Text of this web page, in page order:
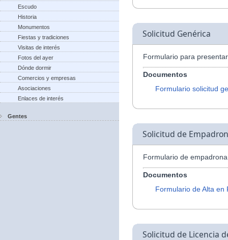
Escudo
Historia
Monumentos
Fiestas y tradiciones
Visitas de interés
Fotos del ayer
Dónde dormir
Comercios y empresas
Asociaciones
Enlaces de interés
Gentes
Solicitud Genérica
Formulario para
Documentos
Formulario solicitud
Solicitud de
Formulario de
Documentos
Formulario de Alta en
Solicitud de Licencia